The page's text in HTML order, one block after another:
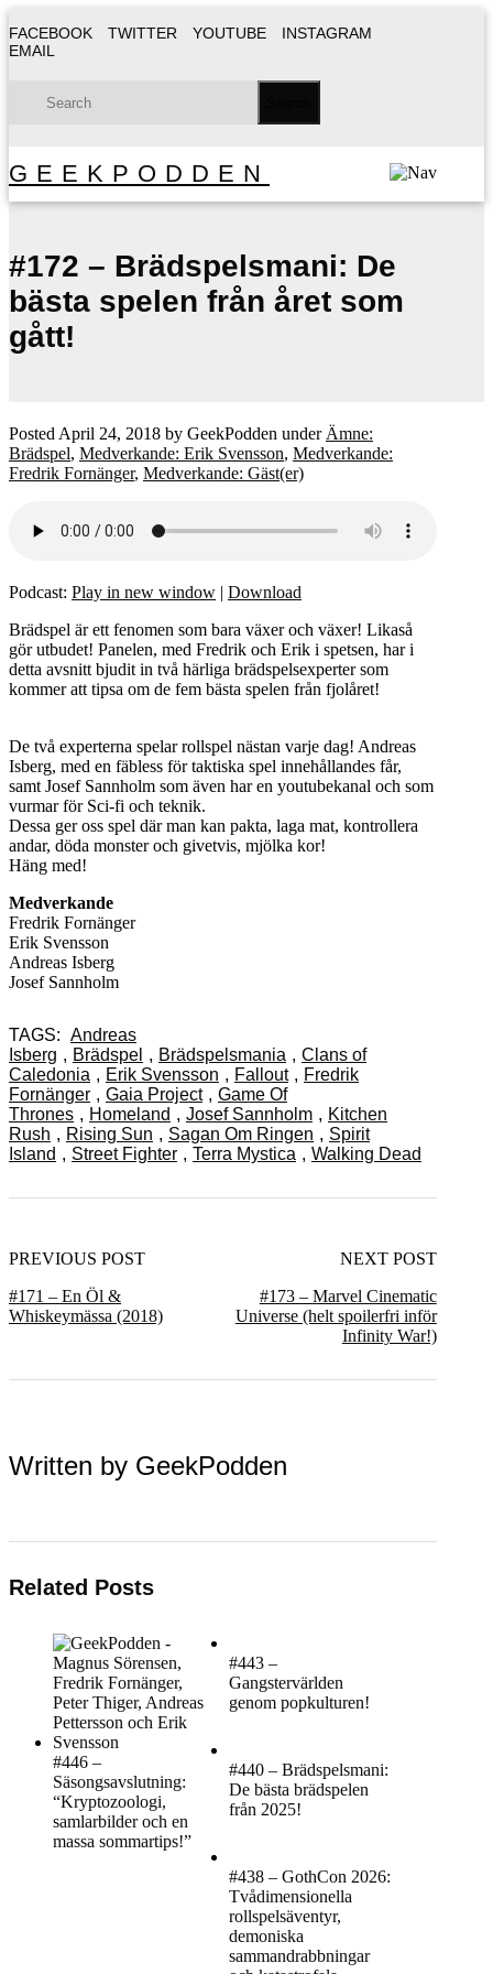
FACEBOOK TWITTER YOUTUBE
INSTAGRAM
EMAIL
GEEKPODDEN
#172 – Brädspelsmani: De
bästa spelen från året som
gått!
Posted April 24, 2018 by GeekPodden under Ämne:
Brädspel, Medverkande: Erik Svensson, Medverkande:
Fredrik Fornänger, Medverkande: Gäst(er)
Podcast: Play in new window | Download
Brädspel är ett fenomen som bara växer och växer! Likaså
gör utbudet! Panelen, med Fredrik och Erik i spetsen, har i
detta avsnitt bjudit in två härliga brädspelsexperter som
kommer att tipsa om de fem bästa spelen från fjolåret!
De två experterna spelar rollspel nästan varje dag! Andreas
Isberg, med en fäbless för taktiska spel innehållandes får,
samt Josef Sannholm som även har en youtubekanal och som
vurmar för Sci-fi och teknik.
Dessa ger oss spel där man kan pakta, laga mat, kontrollera
andar, döda monster och givetvis, mjölka kor!
Häng med!
Medverkande
Fredrik Fornänger
Erik Svensson
Andreas Isberg
Josef Sannholm
TAGS: Andreas
Isberg , Brädspel , Brädspelsmania , Clans of
Caledonia , Erik Svensson , Fallout , Fredrik
Fornänger , Gaia Project , Game Of
Thrones , Homeland , Josef Sannholm , Kitchen
Rush , Rising Sun , Sagan Om Ringen , Spirit
Island , Street Fighter , Terra Mystica , Walking Dead
PREVIOUS POST
#171 – En Öl &
Whiskeymässa (2018)
NEXT POST
#173 – Marvel Cinematic
Universe (helt spoilerfri inför
Infinity War!)
Written by GeekPodden
Related Posts
#446 –
Säsongsavslutning:
“Kryptozoologi,
samlarbilder och en
massa sommartips!”
#443 –
Gangstervärlden
genom popkulturen!
#440 – Brädspelsmani:
De bästa brädspelen
från 2025!
#438 – GothCon 2026:
Tvådimensionella
rollspelsäventyr,
demoniska
sammandrabbningar